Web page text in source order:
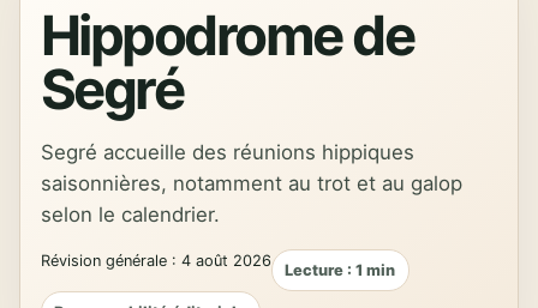
Hippodrome de
Segré
Segré accueille des réunions hippiques
saisonnières, notamment au trot et au galop
selon le calendrier.
Révision générale : 4 août 2026 Lecture : 1 min